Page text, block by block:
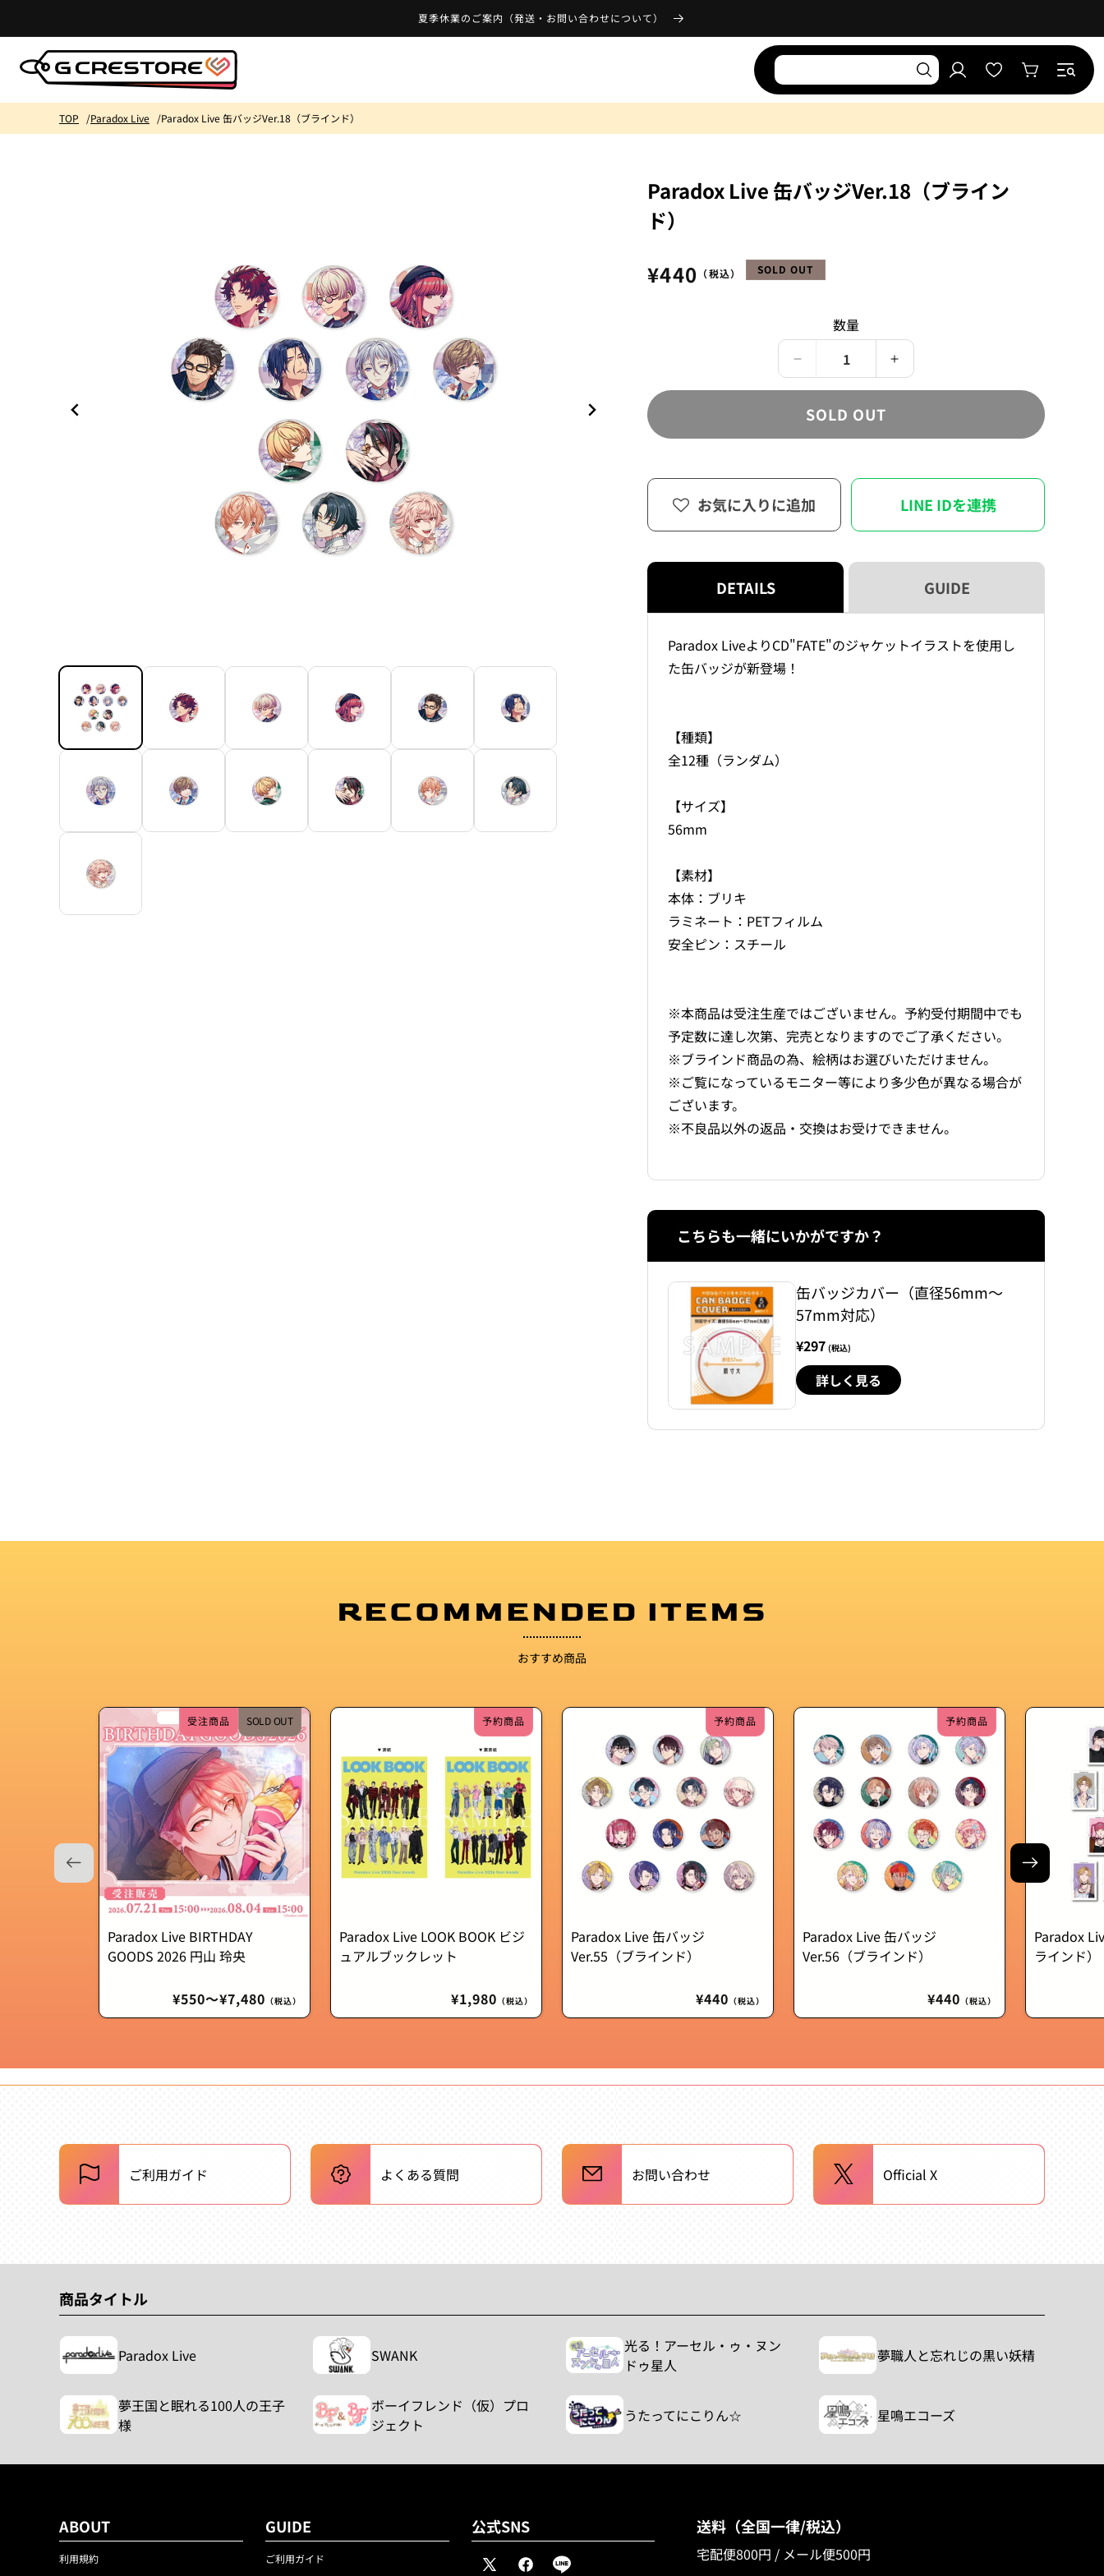
進む
夏季休業のご案内（発送・お問い合わせについて）
ロ
グ
イ
ン
に
入
り
リ
ト
カ
ー
TOP Paradox Live Paradox Live 缶バッジVer.18（ブラインド）
Paradox Live 缶バッジVer.18（ブライン
ド）
通
¥440 （税込） SOLD OUT
数量
Paradox
Live
バ
ッ
Ver.18（ブ
ラ
ド）
量
を
Paradox
Live
ッ
Ver.18（ブ
ラ
ド）
量
を
SOLD OUT
お気に入りに追加 LINE IDを連携
DETAILS GUIDE
Paradox LiveよりCD"FATE"のジャケットイラストを使用し
た缶バッジが新登場！
【種類】
全12種（ランダム）
【サイズ】
56mm
【素材】
本体：ブリキ
ラミネート：PETフィルム
安全ピン：スチール
※本商品は受注生産ではございません。予約受付期間中でも
予定数に達し次第、完売となりますのでご了承ください。
※ブラインド商品の為、絵柄はお選びいただけません。
※ご覧になっているモニター等により多少色が異なる場合が
ございます。
※不良品以外の返品・交換はお受けできません。
こちらも一緒にいかがですか？
缶バッジカバー（直径56mm～
57mm対応）
¥297 (税込)
詳しく見る
RECOMMENDED ITEMS
おすすめ商品
受注商品 SOLD OUT
Paradox Live BIRTHDAY
GOODS 2026 円山 玲央
通
常
¥550〜¥7,480 （税込）
予約商品
Paradox Live LOOK BOOK ビジ
ュアルブックレット
通
常
¥1,980 （税込）
予約商品
Paradox Live 缶バッジ
Ver.55（ブラインド）
通
常
¥440 （税込）
予約商品
Paradox Live 缶バッジ
Ver.56（ブラインド）
通
常
¥440 （税込）
Paradox
ラインド）
ご利用ガイド よくある質問 お問い合わせ Official X
商品タイトル
Paradox Live SWANK
光る！アーセル・ゥ・ヌン
ドゥ星人
夢職人と忘れじの黒い妖精
夢王国と眠れる100人の王子
様
ボーイフレンド（仮）プロ
ジェクト
うたってにこりん☆ 星鳴エコーズ
ABOUT
利用規約
GUIDE
ご利用ガイド
公式SNS 送料（全国一律/税込）
宅配便800円 / メール便500円